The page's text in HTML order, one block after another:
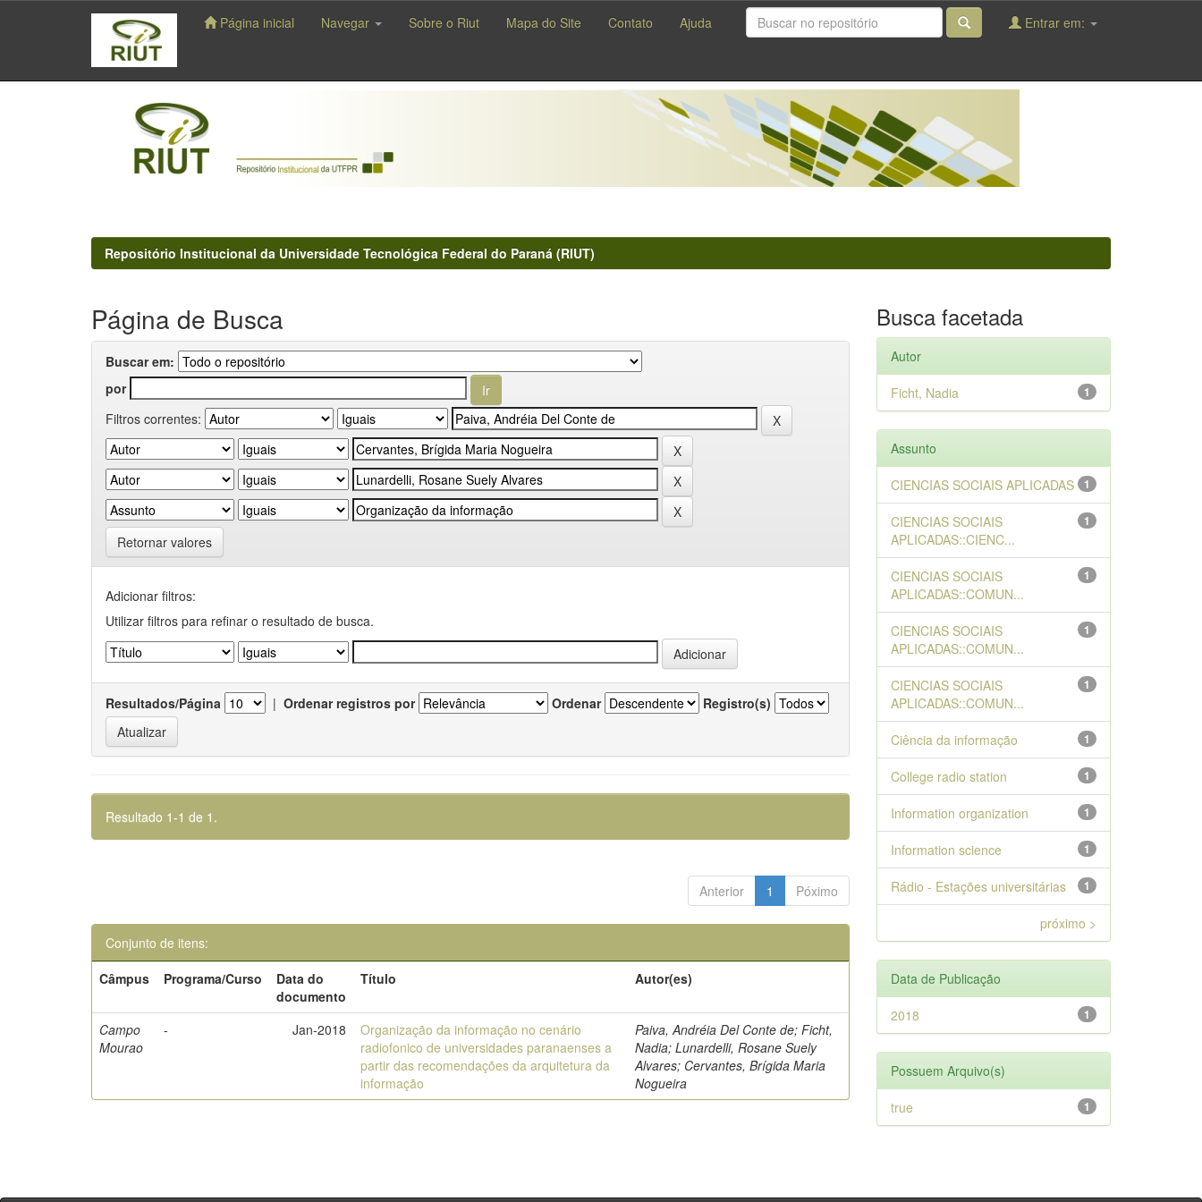
navigation
Página inicial Navegar Sobre o Riut Mapa do Site Contato Ajuda Entrar em:
Repositório Institucional da Universidade Tecnológica Federal do Paraná (RIUT)
Página de Busca
Buscar em:
por
Filtros correntes:
Retornar valores
Adicionar filtros:
Utilizar filtros para refinar o resultado de busca.
Resultados/Página | Ordenar registros por Ordenar Registro(s)
Resultado 1-1 de 1.
Anterior 1 Póximo
Conjunto de itens:
Câmpus
Programa/Curso
Data do
documento
Título Autor(es)
Campo
Mourao
- Jan-2018
Organização da informação no cenário
radiofonico de universidades paranaenses a
partir das recomendações da arquitetura da
informação
Paiva, Andréia Del Conte de; Ficht,
Nadia; Lunardelli, Rosane Suely
Alvares; Cervantes, Brígida Maria
Nogueira
Busca facetada
Autor
1
Ficht, Nadia
Assunto
1
CIENCIAS SOCIAIS APLICADAS
1
CIENCIAS SOCIAIS
APLICADAS::CIENC...
1
CIENCIAS SOCIAIS
APLICADAS::COMUN...
1
CIENCIAS SOCIAIS
APLICADAS::COMUN...
1
CIENCIAS SOCIAIS
APLICADAS::COMUN...
1
Ciência da informação
1
College radio station
1
Information organization
1
Information science
1
Rádio - Estações universitárias
próximo >
Data de Publicação
1
2018
Possuem Arquivo(s)
1
true